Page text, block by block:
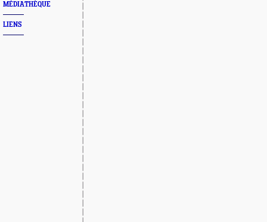
MÉDIATHÈQUE
LIENS